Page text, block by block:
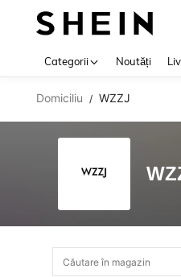
Categorii Noutăți
Domiciliu / WZZJ